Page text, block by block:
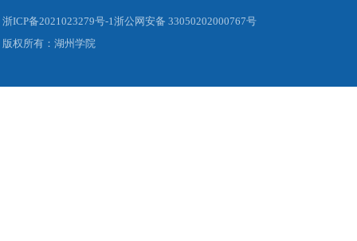
浙ICP备2021023279号-1浙公网安备 33050202000767号
版权所有：湖州学院